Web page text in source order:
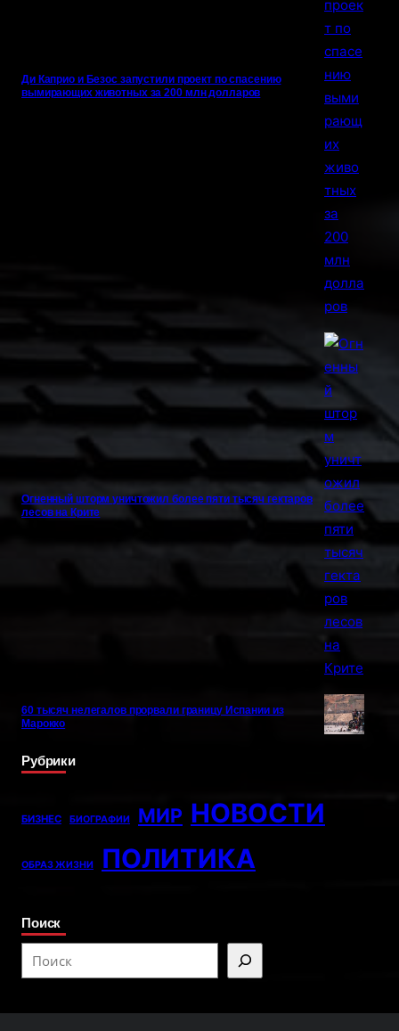
Ди Каприо и Безос запустили проект по спасению
вымирающих животных за 200 млн долларов
Огненный шторм уничтожил более пяти тысяч гектаров
лесов на Крите
60 тысяч нелегалов прорвали границу Испании из
Марокко
Рубрики
БИЗНЕС БИОГРАФИИ МИР НОВОСТИ
ОБРАЗ ЖИЗНИ ПОЛИТИКА
Поиск
e